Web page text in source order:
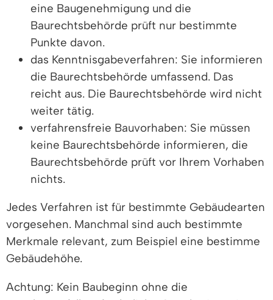
eine Baugenehmigung und die
Baurechtsbehörde prüft nur bestimmte
Punkte davon.
das Kenntnisgabeverfahren: Sie informieren
die Baurechtsbehörde umfassend. Das
reicht aus. Die Baurechtsbehörde wird nicht
weiter tätig.
verfahrensfreie Bauvorhaben: Sie müssen
keine Baurechtsbehörde informieren, die
Baurechtsbehörde prüft vor Ihrem Vorhaben
nichts.
Jedes Verfahren ist für bestimmte Gebäudearten
vorgesehen. Manchmal sind auch bestimmte
Merkmale relevant, zum Beispiel eine bestimme
Gebäudehöhe.
Achtung: Kein Baubeginn ohne die